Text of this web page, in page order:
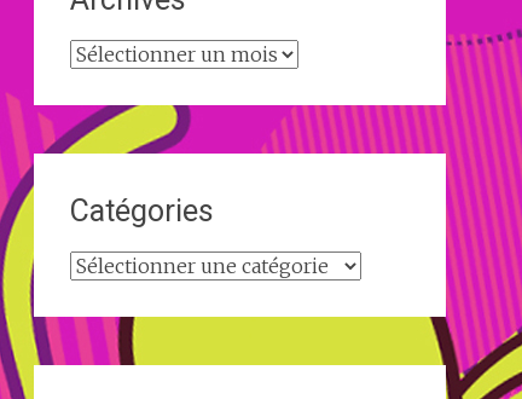
Archives
Catégories
Catégories